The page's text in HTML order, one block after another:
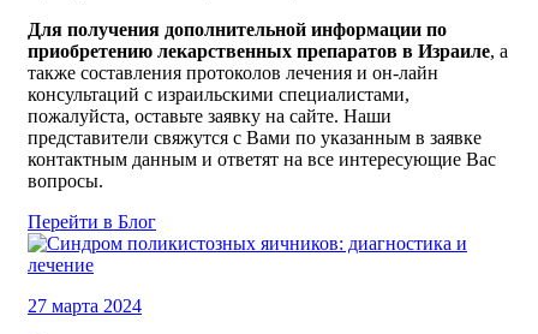
Для получения дополнительной информации по
приобретению лекарственных препаратов в Израиле, а
также составления протоколов лечения и он-лайн
консультаций с израильскими специалистами,
пожалуйста, оставьте заявку на сайте. Наши
представители свяжутся с Вами по указанным в заявке
контактным данным и ответят на все интересующие Вас
вопросы.
Перейти в Блог
27 марта 2024